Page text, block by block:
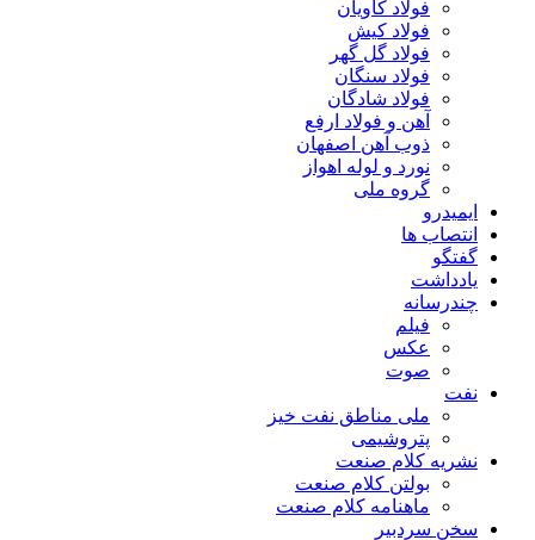
فولاد کاویان
فولاد کیش
فولاد گل گهر
فولاد سنگان
فولاد شادگان
آهن و فولاد ارفع
ذوب آهن اصفهان
نورد و لوله اهواز
گروه ملی
ایمیدرو
انتصاب ها
گفتگو
یادداشت
چندرسانه
فیلم
عکس
صوت
نفت
ملی مناطق نفت خیز
پتروشیمی
نشریه کلام صنعت
بولتن کلام صنعت
ماهنامه کلام صنعت
سخن سردبیر